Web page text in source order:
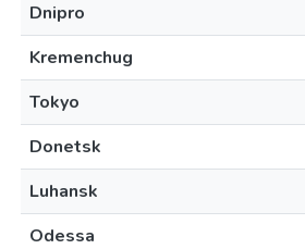
Dnipro
Kremenchug
Tokyo
Donetsk
Luhansk
Odessa